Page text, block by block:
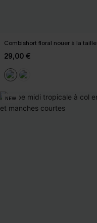
Combishort floral nouer à la taille
29,00 €
NEW